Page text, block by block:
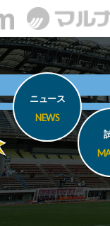
ニュース
NEWS